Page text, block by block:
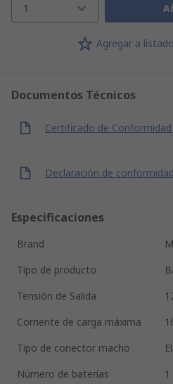
1
Agregar a
Documentos Técnicos
Certificado de Conformidad
Declaración de conformidad
Especificaciones
Brand
Tipo de producto
Tensión de Salida
Corriente de carga máxima
Tipo de conector macho
Número de baterías
1